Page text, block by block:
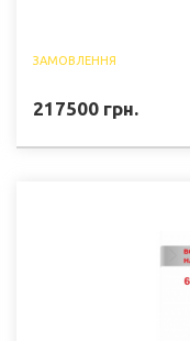
ЗАМОВЛЕННЯ
217500 грн.